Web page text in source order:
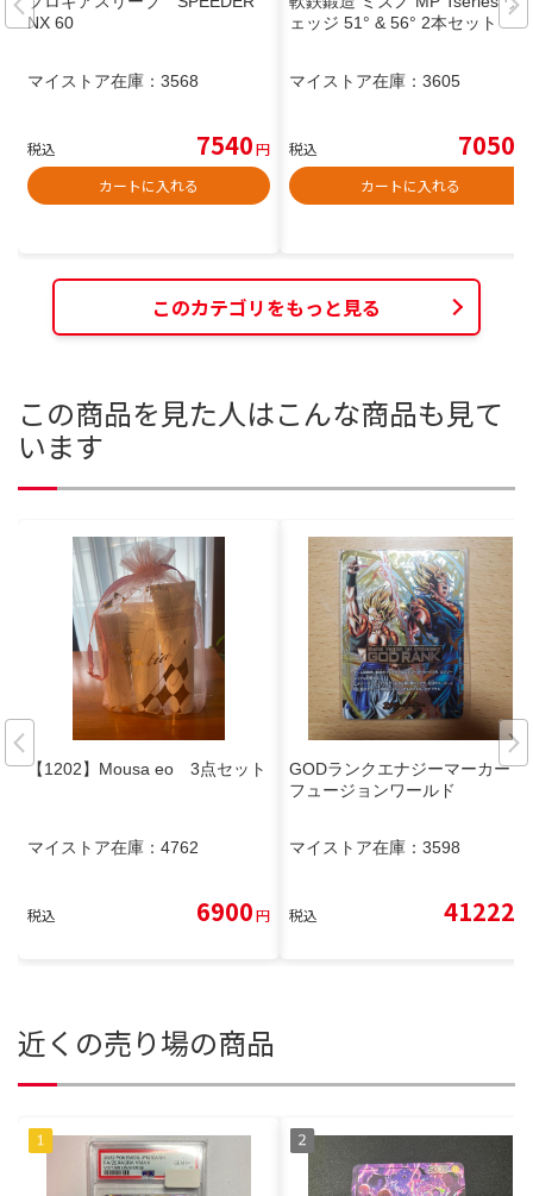
NX 60
マイストア在庫： 3568
税込 7540円
カートに入れる
ェッジ 51° & 56° 2本セット
マイストア在庫： 3605
税込 7050
カートに入れる
このカテゴリをもっと見る
この商品を見た人はこんな商品も見て
います
【1202】Mousa eo 3点セット
マイストア在庫： 4762
税込 6900円
GODランクエナジーマーカー
フュージョンワールド
マイストア在庫： 3598
税込 41222
近くの売り場の商品